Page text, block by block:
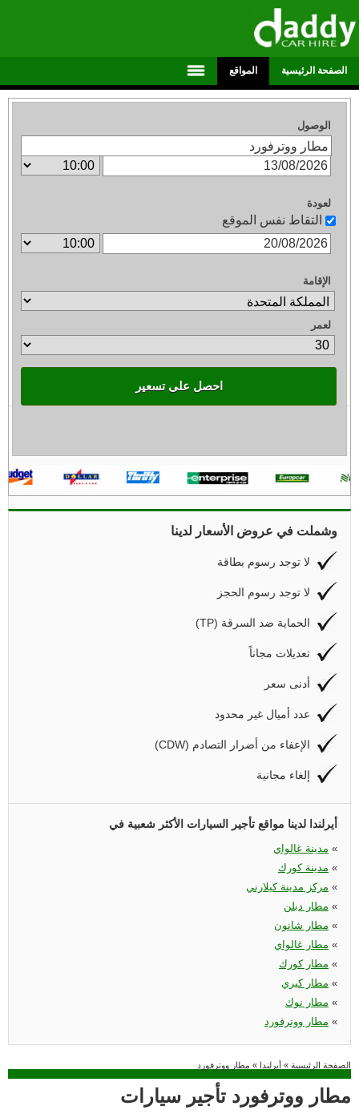
الصفحة الرئيسية المواقع
الوصول
لعودة
التقاط نفس الموقع
الإقامة
لعمر
احصل على تسعير
وشملت في عروض الأسعار لدينا
لا توجد رسوم بطاقة
لا توجد رسوم الحجز
(TP) الحماية ضد السرقة
تعديلات مجاناً
أدنى سعر
عدد أميال غير محدود
(CDW) الإعفاء من أضرار التصادم
إلغاء مجانية
أيرلندا لدينا مواقع تأجير السيارات الأكثر شعبية في
مدينة غالواي «
مدينة كورك «
مركز مدينة كيلارني «
مطار دبلن «
مطار شانون «
مطار غالواي «
مطار كورك «
مطار كيري «
مطار نوك «
مطار ووترفورد «
الصفحة الرئيسية » أيرلندا » مطار ووترفورد
مطار ووترفورد تأجير سيارات